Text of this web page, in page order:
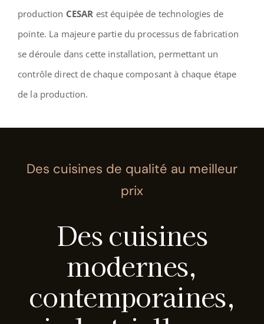
production CESAR est équipée de technologies de
pointe. La majeure partie du processus de fabrication
se déroule dans cette installation, permettant un
contrôle direct de chaque composant à chaque étape
de la production.
Des cuisines de qualité au meilleur
prix
Des cuisines
modernes,
contemporaines,